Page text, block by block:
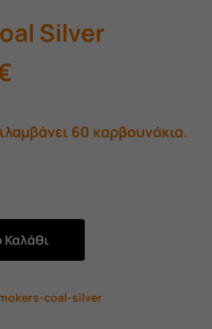
Silver
€.
Η
τιμή
είναι:60 καρβουνάκια.
coal-silver